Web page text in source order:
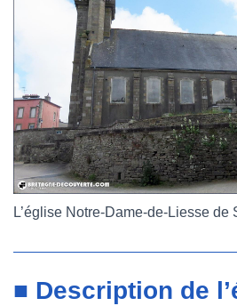
L’église Notre-Dame-de-Liesse de
■ Description de